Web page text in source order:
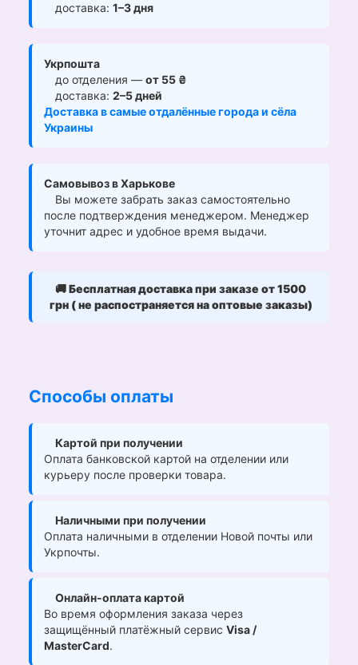
доставка: 1–3 дня
Укрпошта
до отделения — от 55 ₴
доставка: 2–5 дней
Доставка в самые отдалённые города и сёла
Украины
Самовывоз в Харькове
Вы можете забрать заказ самостоятельно
после подтверждения менеджером. Менеджер
уточнит адрес и удобное время выдачи.
🚚Бесплатная доставка при заказе от 1500
грн ( не распостраняется на оптовые заказы)
Способы оплаты
Картой при получении
Оплата банковской картой на отделении или
курьеру после проверки товара.
Наличными при получении
Оплата наличными в отделении Новой почты или
Укрпочты.
Онлайн-оплата картой
Во время оформления заказа через
защищённый платёжный сервис Visa /
MasterCard.